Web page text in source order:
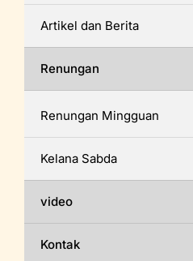
Artikel dan Berita
Renungan
Renungan Mingguan
Kelana Sabda
video
Kontak